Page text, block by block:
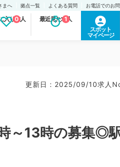
まへ 拠点一覧 よくある質問 お電話でのお
入り求人
0 最近見た求人
1
スポット
マイページ
更新日 : 2025/09/10求人
～13時の募集◎